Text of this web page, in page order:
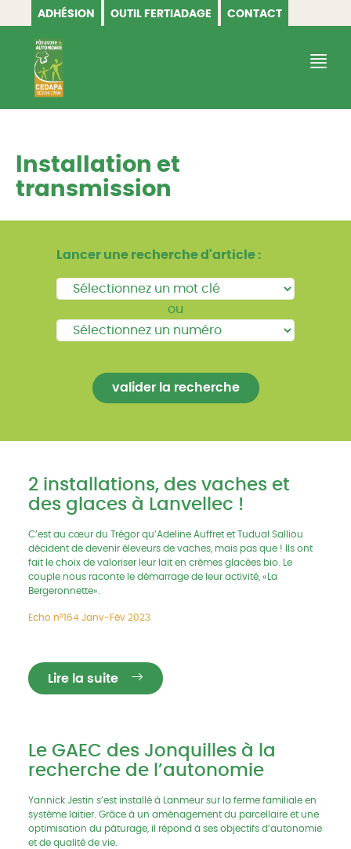
ADHÉSION OUTIL FERTIADAGE CONTACT
CEDAPA
Installation et
transmission
Lancer une recherche d'article :
ou
2 installations, des vaches et
des glaces à Lanvellec !
C’est au cœur du Trégor qu’Adeline Auffret et Tudual Salliou
décident de devenir éleveurs de vaches, mais pas que ! Ils ont
fait le choix de valoriser leur lait en crèmes glacées bio. Le
couple nous raconte le démarrage de leur activité, «La
Bergeronnette».
Echo n°164 Janv-Fév 2023
Lire la suite
Le GAEC des Jonquilles à la
recherche de l’autonomie
Yannick Jestin s’est installé à Lanmeur sur la ferme familiale en
système laitier. Grâce à un aménagement du parcellaire et une
optimisation du pâturage, il répond à ses objectifs d’autonomie
et de qualité de vie.